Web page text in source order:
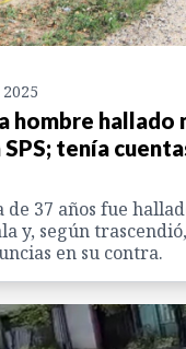
hombre hallado
tenía
37 años fue
y, según
en su contra.